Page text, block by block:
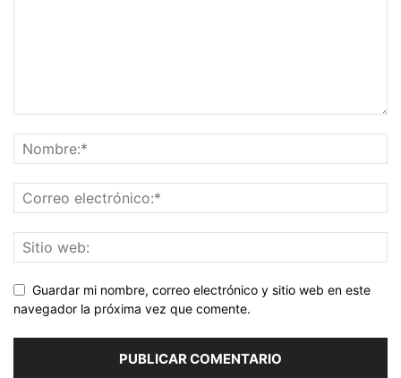
Guardar mi nombre, correo electrónico y sitio web en este
navegador la próxima vez que comente.